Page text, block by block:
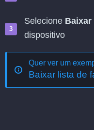
Selecione
dispositivo
Quer ver um
Baixar lista de